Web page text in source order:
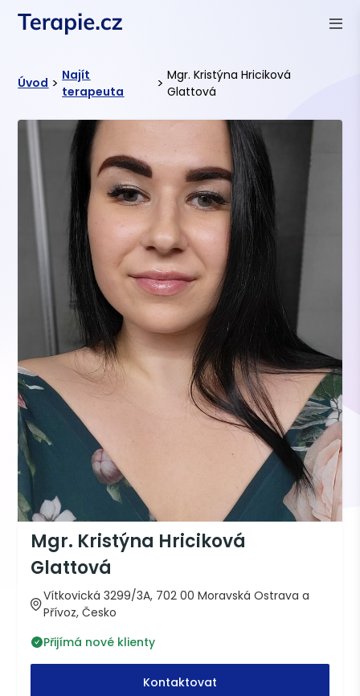
Úvod > Najít
terapeuta
> Mgr. Kristýna Hriciková
Glattová
Mgr. Kristýna Hriciková
Glattová
Vítkovická 3299/3A, 702 00 Moravská Ostrava a
Přívoz, Česko
Přijímá nové klienty
Kontaktovat